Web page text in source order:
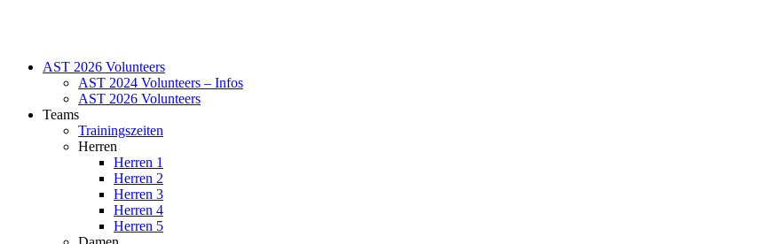
AST 2026 Volunteers
AST 2024 Volunteers – Infos
AST 2026 Volunteers
Teams
Trainingszeiten
Herren
Herren 1
Herren 2
Herren 3
Herren 4
Herren 5